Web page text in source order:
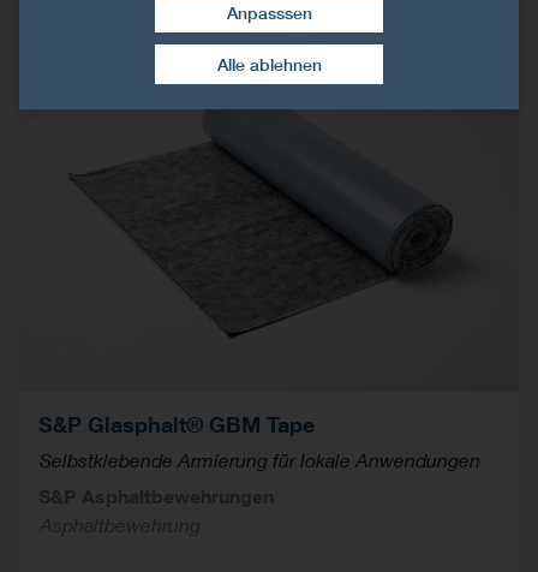
S&P Glasphalt® GBM Tape
Selbstklebende Armierung für lokale Anwendungen
S&P Asphaltbewehrungen
Asphaltbewehrung
Alle ablehnen
Zustimmung widerrufen
Anpasssen